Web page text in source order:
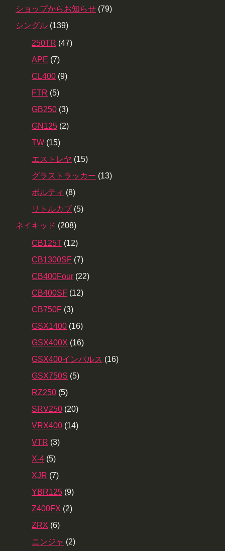
ショップからお知らせ (79)
シングル (139)
250TR (47)
APE (7)
CL400 (9)
FTR (5)
GB250 (3)
GN125 (2)
TW (15)
エストレヤ (15)
グラストラッカー (13)
ボルティ (8)
リトルカブ (5)
ネイキッド (208)
CB125T (12)
CB1300SF (7)
CB400Four (22)
CB400SF (12)
CB750F (3)
GSX1400 (16)
GSX400X (16)
GSX400インパルス (16)
GSX750S (5)
RZ250 (5)
SRV250 (20)
VRX400 (14)
VTR (3)
X-4 (5)
XJR (7)
YBR125 (9)
Z400FX (2)
ZRX (6)
ニンジャ (2)